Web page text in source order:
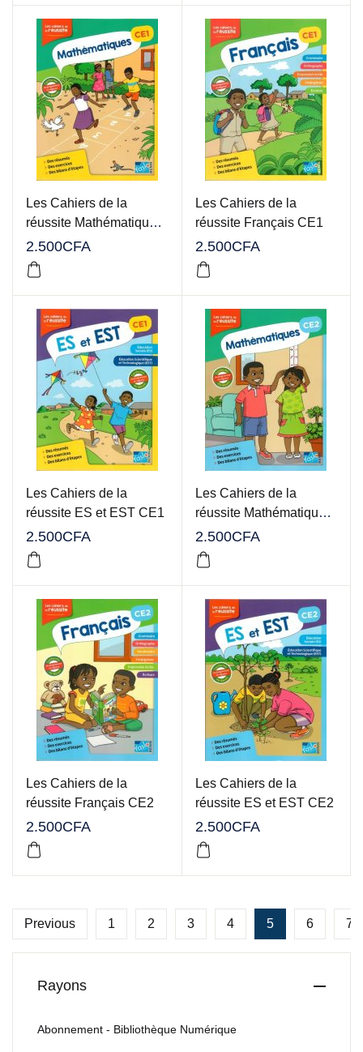
Les Cahiers de la
réussite Mathématiques
CE1
2.500CFA
Les Cahiers de la
réussite Français CE1
2.500CFA
Les Cahiers de la
réussite ES et EST CE1
2.500CFA
Les Cahiers de la
réussite Mathématiques
CE2
2.500CFA
Les Cahiers de la
réussite Français CE2
2.500CFA
Les Cahiers de la
réussite ES et EST CE2
2.500CFA
Previous 1 2 3 4 5 6 7
Rayons
Abonnement - Bibliothèque Numérique